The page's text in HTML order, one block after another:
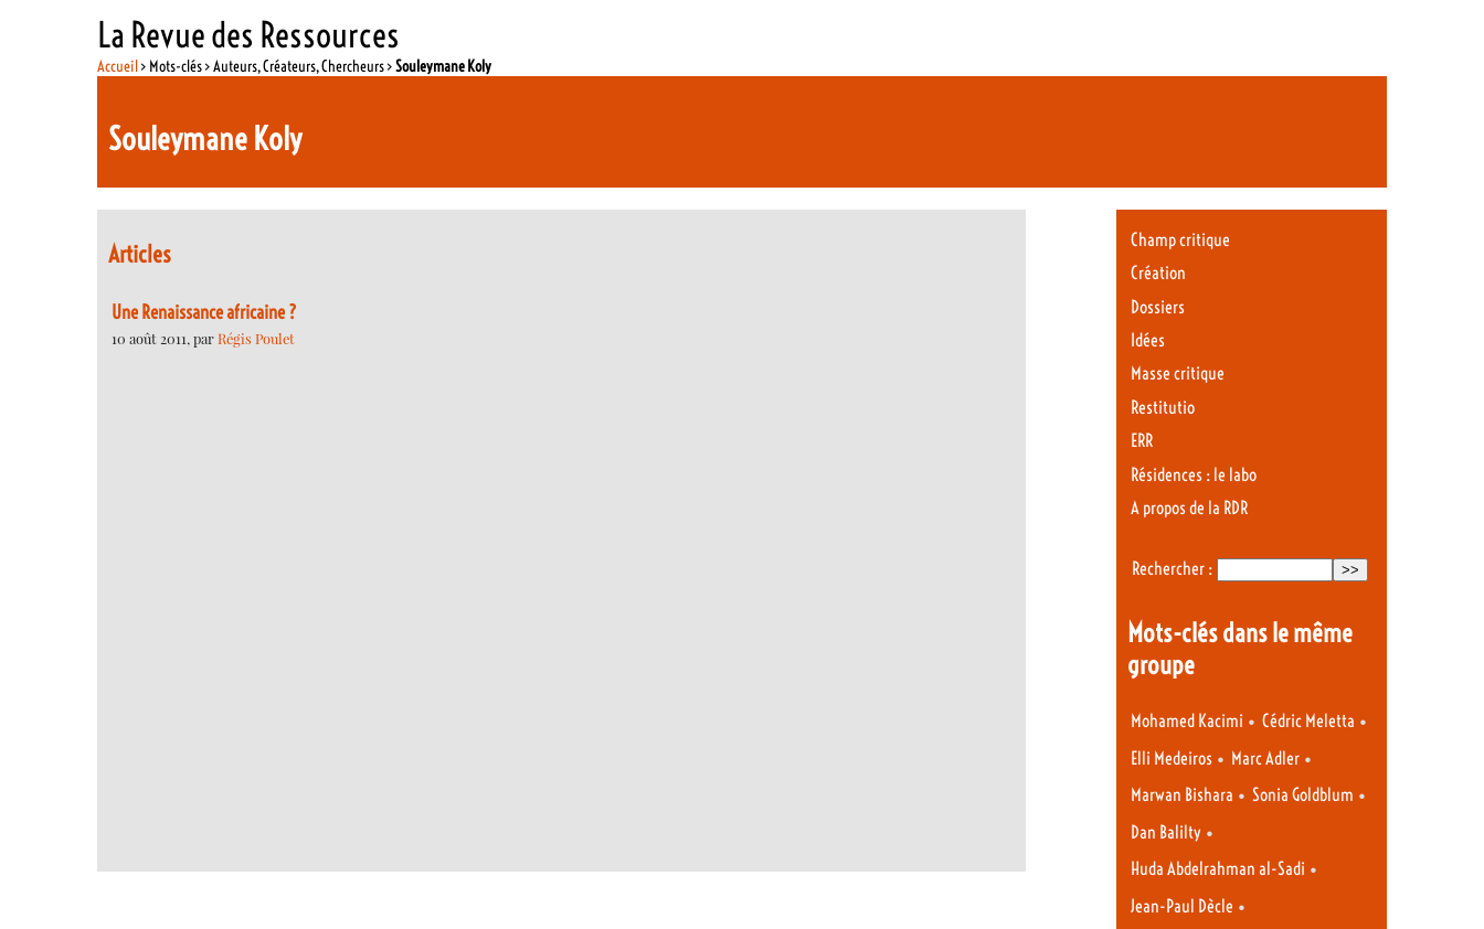
La Revue des Ressources
Accueil> Mots-clés > Auteurs, Créateurs, Chercheurs >Souleymane Koly
Souleymane Koly
Articles
Une Renaissance africaine ?
10 août 2011, parRégis Poulet
Champ critique
Création
Dossiers
Idées
Masse critique
Restitutio
ERR
Résidences : le labo
A propos de la RDR
Rechercher :
Mots-clés dans le même
groupe
Mohamed Kacimi • Cédric Meletta •
Elli Medeiros • Marc Adler •
Marwan Bishara • Sonia Goldblum •
Dan Balilty •
Huda Abdelrahman al-Sadi •
Jean-Paul Dècle •